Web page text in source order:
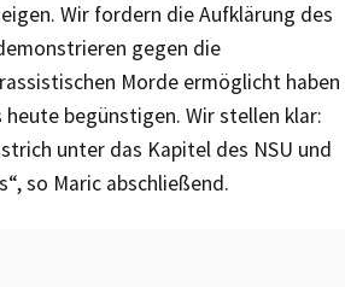
Wir fordern die Aufklärung des
gegen die
Morde ermöglicht haben
begünstigen. Wir stellen klar:
unter das Kapitel des NSU und
so Maric abschließend.